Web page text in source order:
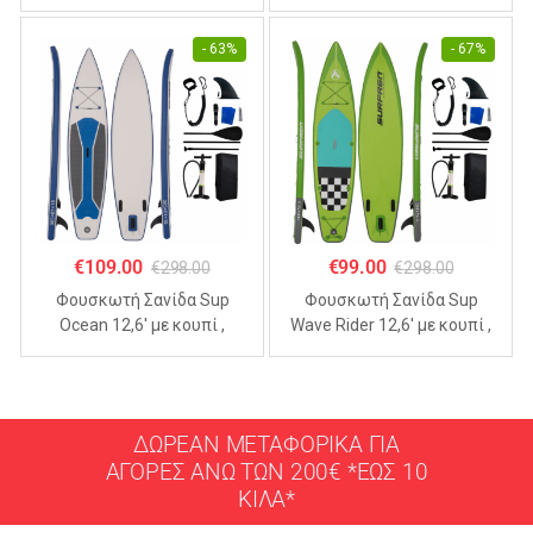
- 63%
€109.00 €298.00
Φουσκωτή Σανίδα Sup
Ocean 12,6′ με κουπί ,
- 67%
€99.00 €298.00
Φουσκωτή Σανίδα Sup
Wave Rider 12,6′ με κουπί ,
ΔΩΡΕΑΝ ΜΕΤΑΦΟΡΙΚΑ ΓΙΑ
ΑΓΟΡΕΣ ΑΝΩ ΤΩΝ 200€ *ΕΩΣ 10
ΚΙΛΑ*